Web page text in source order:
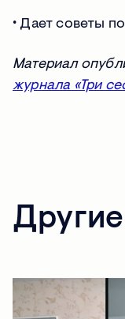
∙ Дает советы
Материал
журнала «Три